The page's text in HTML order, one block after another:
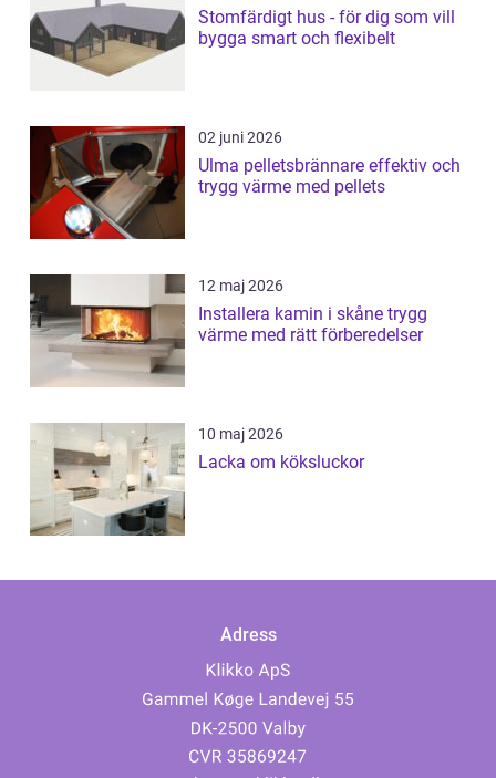
Stomfärdigt hus - för dig som vill
bygga smart och flexibelt
02 juni 2026
Ulma pelletsbrännare effektiv och
trygg värme med pellets
12 maj 2026
Installera kamin i skåne trygg
värme med rätt förberedelser
10 maj 2026
Lacka om köksluckor
Adress